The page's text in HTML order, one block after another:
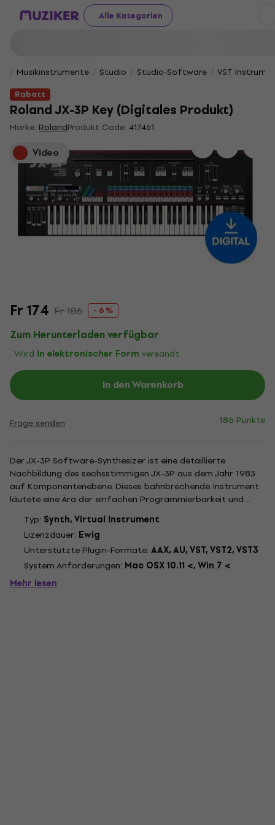
Alle Kategorien
Musikinstrumente Studio Studio-Software
VST
Rabatt
Roland JX-3P Key (Digitales Produkt)
Marke: RolandProdukt Code: 417461
Video
Fr 174 Fr 186 - 6 %
Zum Herunterladen verfügbar
Wird in elektronischer Form versandt
In den Warenkorb
Frage senden 186 Punkte
Der JX-3P Software-Synthesizer ist eine detaillierte
Nachbildung des sechsstimmigen JX-3P aus dem Jahr 1983
auf Komponentenebene. Dieses bahnbrechende Instrument
läutete eine Ära der einfachen Programmierbarkeit und
stabilen Stimmung über digital gesteuerte Oszillatoren ein.
Und zusammen mit dem JUPITER-6 war es der erste Roland-
Synthesizer, der...
Typ: Synth, Virtual Instrument
Lizenzdauer: Ewig
Unterstützte Plugin-Formate: AAX, AU, VST, VST2, VST3
System Anforderungen: Mac OSX 10.11 <, Win 7 <
Mehr lesen